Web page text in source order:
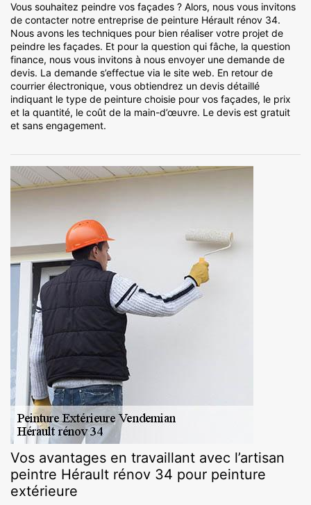
Vous souhaitez peindre vos façades ? Alors, nous vous invitons
de contacter notre entreprise de peinture Hérault rénov 34.
Nous avons les techniques pour bien réaliser votre projet de
peindre les façades. Et pour la question qui fâche, la question
finance, nous vous invitons à nous envoyer une demande de
devis. La demande s’effectue via le site web. En retour de
courrier électronique, vous obtiendrez un devis détaillé
indiquant le type de peinture choisie pour vos façades, le prix
et la quantité, le coût de la main-d’œuvre. Le devis est gratuit
et sans engagement.
Vos avantages en travaillant avec l’artisan
peintre Hérault rénov 34 pour peinture
extérieure